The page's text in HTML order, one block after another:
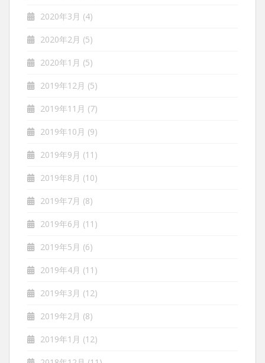
2020年3月 (4)
2020年2月 (5)
2020年1月 (5)
2019年12月 (5)
2019年11月 (7)
2019年10月 (9)
2019年9月 (11)
2019年8月 (10)
2019年7月 (8)
2019年6月 (11)
2019年5月 (6)
2019年4月 (11)
2019年3月 (12)
2019年2月 (8)
2019年1月 (12)